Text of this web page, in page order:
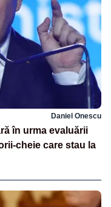
Daniel Onescu
în urma evaluării
cheie care stau la